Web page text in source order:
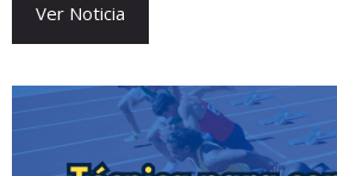
Ver Noticia